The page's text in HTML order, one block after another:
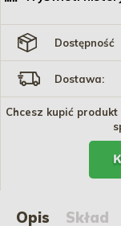
Dostępność
Dostawa:
Chcesz kupić
Opis Skład